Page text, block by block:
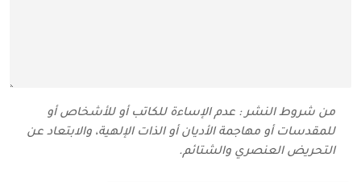
من شروط النشر : عدم الإساءة للكاتب أو للأشخاص أو
للمقدسات أو مهاجمة الأديان أو الذات الإلهية، والابتعاد عن
التحريض العنصري والشتائم‬.